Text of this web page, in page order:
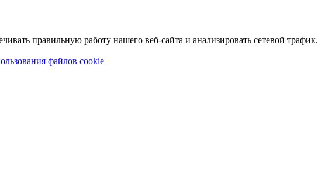
правильную работу нашего веб-сайта и анализировать сетевой трафик.
файлов cookie